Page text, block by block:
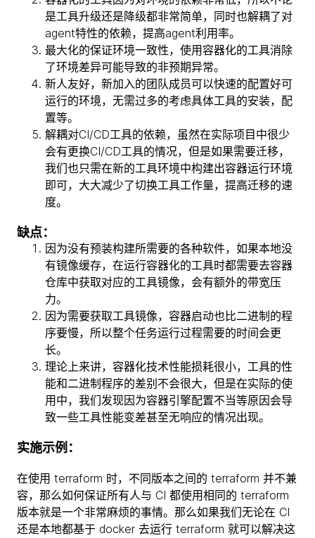
是工具升级还是降级都非常简单，同时也解耦了对
agent特性的依赖，提高agent利用率。
最大化的保证环境一致性，使用容器化的工具消除
了环境差异可能导致的非预期异常。
新人友好，新加入的团队成员可以快速的配置好可
运行的环境，无需过多的考虑具体工具的安装，配
置等。
解耦对CI/CD工具的依赖，虽然在实际项目中很少
会有更换CI/CD工具的情况，但是如果需要迁移，
我们也只需在新的工具环境中构建出容器运行环境
即可，大大减少了切换工具工作量，提高迁移的速
度。
缺点：
因为没有预装构建所需要的各种软件，如果本地没
有镜像缓存，在运行容器化的工具时都需要去容器
仓库中获取对应的工具镜像，会有额外的带宽压
力。
因为需要获取工具镜像，容器启动也比二进制的程
序要慢，所以整个任务运行过程需要的时间会更
长。
理论上来讲，容器化技术性能损耗很小，工具的性
能和二进制程序的差别不会很大，但是在实际的使
用中，我们发现因为容器引擎配置不当等原因会导
致一些工具性能变差甚至无响应的情况出现。
实施示例：
在使用 terraform 时，不同版本之间的 terraform 并不兼
容，那么如何保证所有人与 CI 都使用相同的 terraform
版本就是一个非常麻烦的事情。那么如果我们无论在 CI
还是本地都基于 docker 去运行 terraform 就可以解决这